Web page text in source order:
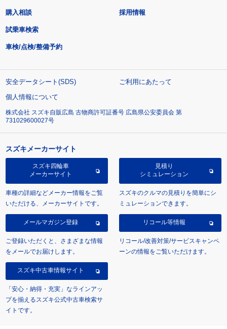
購入相談
試乗車検索
車検/点検/整備予約
採用情報
安全データシート(SDS)
ご利用にあたって
個人情報について
株式会社 スズキ自販広島 古物商許可証番号 広島県公安委員会 第
731029600027号
スズキメーカーサイト
スズキ四輪車
メーカーサイト
車種の詳細などメーカー情報をご覧
いただける、メーカーサイトです。
見積り
シミュレーション
スズキのクルマの見積りを簡単にシ
ミュレーションできます。
メールマガジン登録
ご登録いただくと、さまざまな情報
をメールでお届けします。
リコール等情報
リコール/改善対策/サービスキャンペ
ーンの情報をご覧いただけます。
スズキ中古車情報サイト
「安心・納得・充実」なラインアッ
プを揃えるスズキ公式中古車検索サ
イトです。